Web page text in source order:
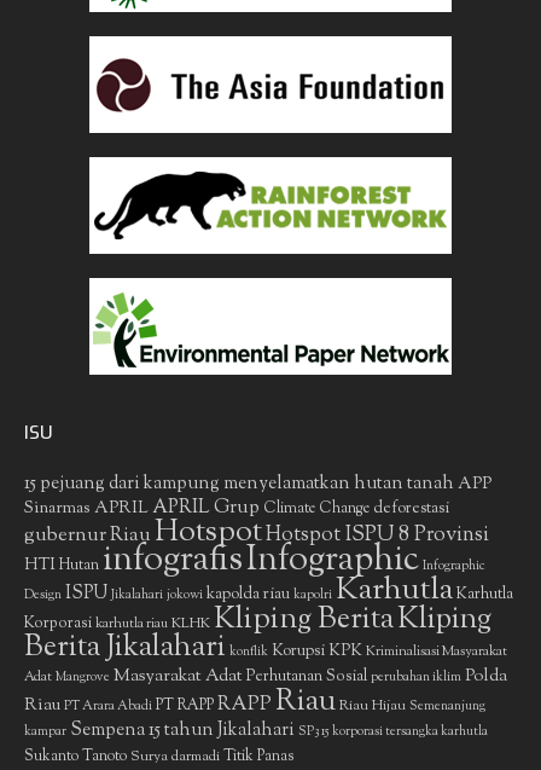
ISU
15 pejuang dari kampung menyelamatkan hutan tanah APP
Sinarmas APRIL APRIL Grup Climate Change deforestasi
gubernur RiauHotspotHotspot ISPU 8 Provinsi
HTIHutan infografisInfographic Infographic
Design ISPU Jikalahari jokowi kapolda riau kapolri KarhutlaKarhutla
Korporasikarhutla riauKLHKKliping BeritaKliping
Berita Jikalahari konflik Korupsi KPKKriminalisasi Masyarakat
Adat Mangrove Masyarakat AdatPerhutanan Sosial perubahan iklim Polda
Riau PT Arara Abadi PT RAPPRAPPRiauRiau Hijau Semenanjung
kampar Sempena 15 tahun Jikalahari SP3 15 korporasi tersangka karhutla
Sukanto Tanoto Surya darmadiTitik Panas